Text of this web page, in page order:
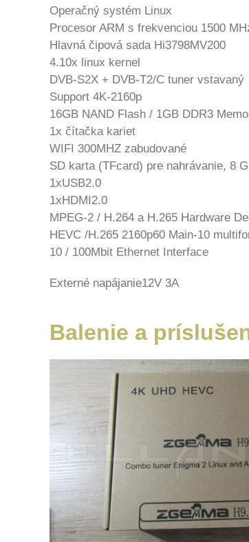
Operačný systém Linux
Procesor ARM s frekvenciou 1500
Hlavná čipová sada Hi3798MV200
4.10x linux kernel
DVB-S2X + DVB-T2/C tuner vstavaný
Support 4K-2160p
16GB NAND Flash / 1GB DDR3
1x čítačka kariet
WIFI 300MHZ zabudované
SD karta (TFcard) pre nahrávanie, 8
1xUSB2.0
1xHDMI2.0
MPEG-2 / H.264 a H.265 Hardware
HEVC /H.265 2160p60 Main-10
10 / 100Mbit Ethernet Interface
Externé napájanie12V 3A
Balenie a